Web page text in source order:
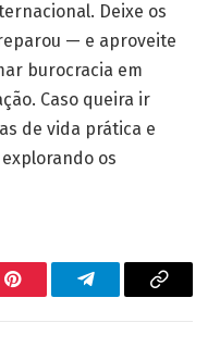
Deixe os
— e aproveite
burocracia em
Caso queira ir
de vida prática e
os
Pinterest TelegramCopy